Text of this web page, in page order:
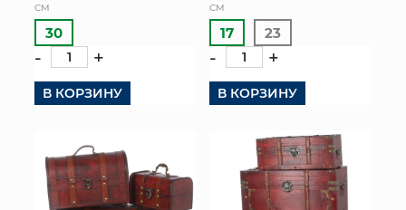
СМ
30
- +
В КОРЗИНУ
СМ
17 23
- +
В КОРЗИНУ